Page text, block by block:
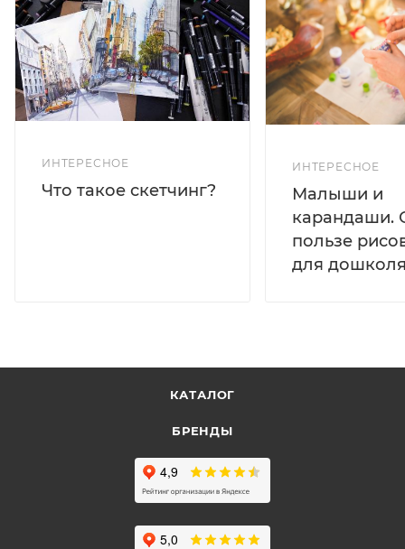
ИНТЕРЕСНОЕ
Что такое скетчинг?
ИНТЕРЕСНОЕ
Малыши и
карандаши.
пользе
для
КАТАЛОГ
БРЕНДЫ